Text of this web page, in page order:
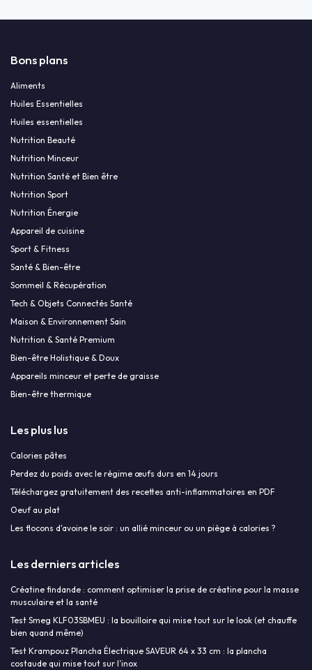
Bons plans
Aliments
Huiles Essentielles
Huiles essentielles
Nutrition Beauté
Nutrition Minceur
Nutrition Santé et Bien être
Nutrition Sport
Nutrition Énergie
Appareil de cuisine
Sport & Fitness
Santé & Bien-être
Sommeil & Récupération
Tech & Objets Connectés Santé
Maison & Environnement Sain
Nutrition & Santé Premium
Bien-être Holistique & Doux
Appareils minceur et perte de graisse
Bien-être thermique
Les plus lus
Calories pâtes
Perdez du poids avec le régime œufs durs en 14 jours
Téléchargez gratuitement des recettes anti-inflammatoires en PDF
Oeuf au plat
Les flocons d'avoine le soir : un allié minceur ou un piège à calories ?
Les derniers articles
Créatine findande : comment optimiser la prise de créatine pour la masse
musculaire et la santé
Test Smeg KLF03SBMEU : la bouilloire qui mise tout sur le look (et chauffe
bien quand même)
Test Krampouz Plancha Électrique SAVEUR 64 x 33 cm : la plancha
costaude qui mise tout sur l’inox